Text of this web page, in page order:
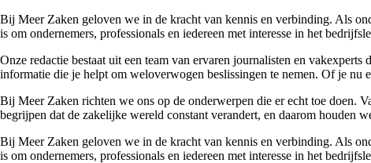
Bij Meer Zaken geloven we in de kracht van kennis en verbinding. Als
is om ondernemers, professionals en iedereen met interesse in het
Onze redactie bestaat uit een team van ervaren journalisten en
informatie die je helpt om weloverwogen beslissingen te nemen. Of je nu
Bij Meer Zaken richten we ons op de onderwerpen die er echt toe doen.
begrijpen dat de zakelijke wereld constant verandert, en daarom houden
Bij Meer Zaken geloven we in de kracht van kennis en verbinding. Als
is om ondernemers, professionals en iedereen met interesse in het